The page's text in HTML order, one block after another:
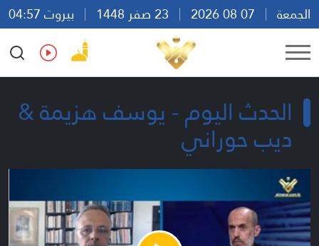
الجمعة
بيروت 04:57
Ar
En Fr Es
الحدث اليوم - يوسف هزيمة &
ديب حوراني